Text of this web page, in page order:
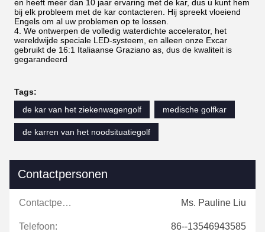
en heeft meer dan 10 jaar ervaring met de kar, dus u kunt hem
bij elk probleem met de kar contacteren. Hij spreekt vloeiend
Engels om al uw problemen op te lossen.
4. We ontwerpen de volledig waterdichte accelerator, het
wereldwijde speciale LED-systeem, en alleen onze Excar
gebruikt de 16:1 Italiaanse Graziano as, dus de kwaliteit is
gegarandeerd
Tags:
de kar van het ziekenwagengolf
medische golfkar
de karren van het noodsituatiegolf
Contactpersonen
Contactpersonen: Ms. Pauline Liu
Telefoon: 86--13546943585